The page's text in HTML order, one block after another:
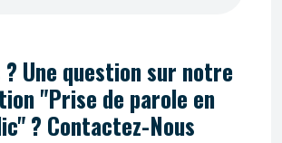
? Une question sur notre
"Prise de parole en
? Contactez-Nous